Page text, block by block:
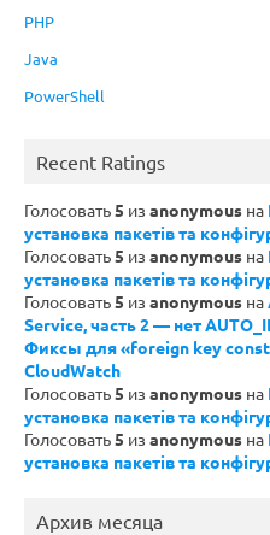
PHP
Java
PowerShell
Recent Ratings
Голосовать5 из anonymous на
установка пакетів та
Голосовать5 из anonymous на
установка пакетів та
Голосовать5 из anonymous на
Service, часть 2 — нет
Фиксы для «foreign key
CloudWatch
Голосовать5 из anonymous на
установка пакетів та
Голосовать5 из anonymous на
установка пакетів та
Архив месяца